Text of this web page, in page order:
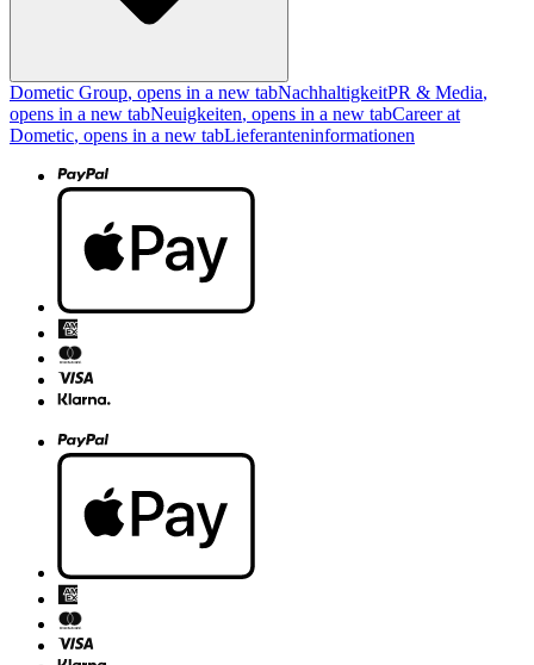
Dometic Group, opens in a new tabNachhaltigkeitPR & Media,
opens in a new tabNeuigkeiten, opens in a new tabCareer at
Dometic, opens in a new tabLieferanteninformationen